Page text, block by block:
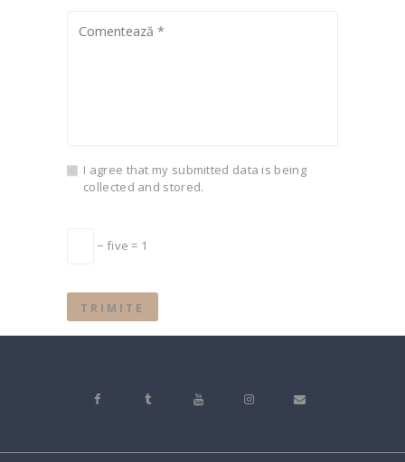
I agree that my submitted data is being
collected and stored.
− five = 1